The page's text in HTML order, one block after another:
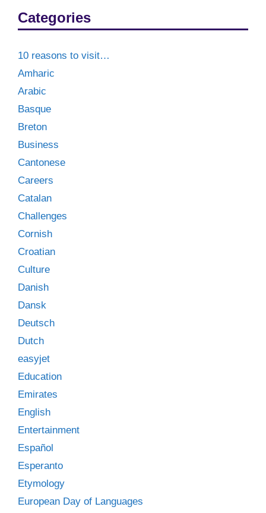
Categories
10 reasons to visit…
Amharic
Arabic
Basque
Breton
Business
Cantonese
Careers
Catalan
Challenges
Cornish
Croatian
Culture
Danish
Dansk
Deutsch
Dutch
easyjet
Education
Emirates
English
Entertainment
Español
Esperanto
Etymology
European Day of Languages